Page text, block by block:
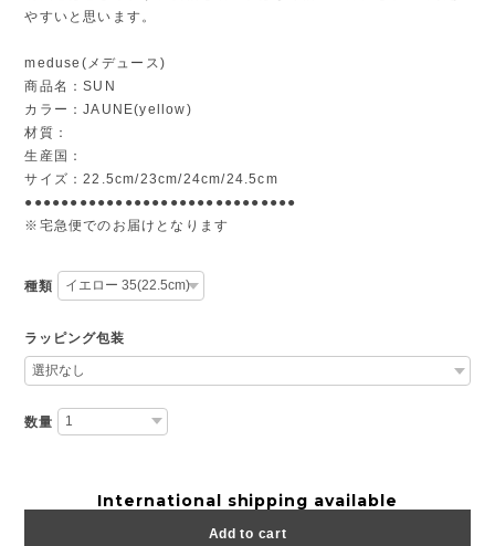
やすいと思います。
meduse(メデュース)
商品名：SUN
カラー：JAUNE(yellow)
材質：
生産国：
サイズ：22.5cm/23cm/24cm/24.5cm
●●●●●●●●●●●●●●●●●●●●●●●●●●●●●●
※宅急便でのお届けとなります
種類
ラッピング包装
数量
International shipping available
Add to cart